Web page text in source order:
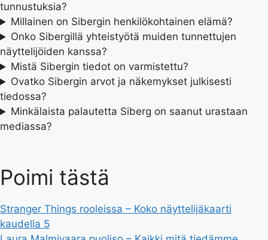
tunnustuksia?
Millainen on Sibergin henkilökohtainen elämä?
Onko Sibergillä yhteistyötä muiden tunnettujen
näyttelijöiden kanssa?
Mistä Sibergin tiedot on varmistettu?
Ovatko Sibergin arvot ja näkemykset julkisesti
tiedossa?
Minkälaista palautetta Siberg on saanut urastaan
mediassa?
Poimi tästä
Stranger Things rooleissa – Koko näyttelijäkaarti
kaudella 5